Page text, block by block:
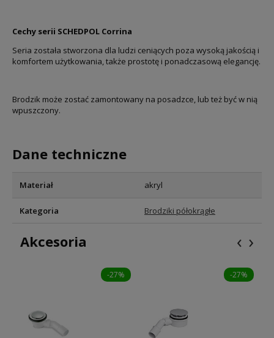
Cechy serii SCHEDPOL Corrina
Seria została stworzona dla ludzi ceniących poza wysoką jakością i
komfortem użytkowania, także prostotę i ponadczasową elegancję.
Brodzik może zostać zamontowany na posadzce, lub też być w nią
wpuszczony.
Dane techniczne
Materiał akryl
Kategoria Brodziki półokrągłe
Akcesoria
-27% -27%
‹ ›